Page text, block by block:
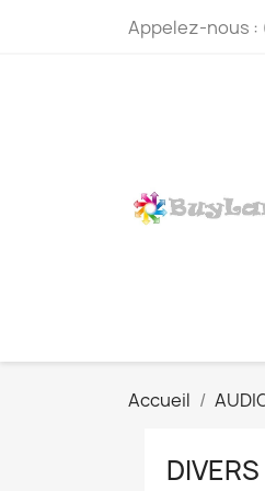
Appelez-nous :
Accueil
DIVERS